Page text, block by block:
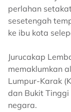
perlahan
sesetengah
ke ibu kota
Jurucakap
memaklumkan
Lumpur-Karak
dan Bukit Tinggi
negara.